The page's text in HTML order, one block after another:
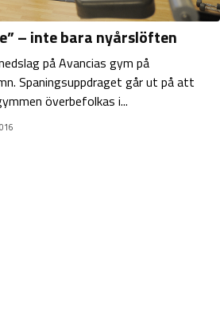
– inte bara nyårslöften
på Avancias gym på
Spaningsuppdraget går ut på att
överbefolkas i...